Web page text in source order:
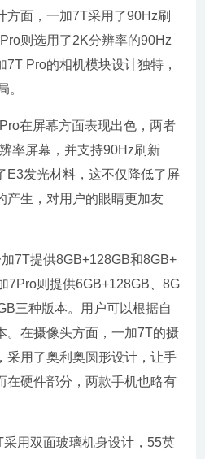
方面，一加7T采用了90Hz刷
则选用了2K分辨率的90Hz
Pro的相机模块设计独特，
。
在屏幕方面表现出色，两者
率屏幕，并支持90Hz刷新
E3发光材料，这不仅降低了屏
产生，对用户的眼睛更加友
7T提供8GB+128GB和8GB+
7Pro则提供6GB+128GB、8G
三种版本。用户可以根据自
。在摄像头方面，一加7T的摄
采用了奥利奥圆形设计，让手
在硬件部分，两款手机也略有
用双面玻璃机身设计，55英